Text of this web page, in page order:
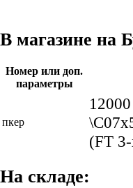
В магазине на
Номер или доп.
параметры
пкер
12000
(FT
На складе: